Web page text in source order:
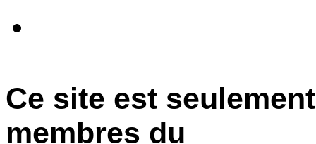
Ce site est
membres du